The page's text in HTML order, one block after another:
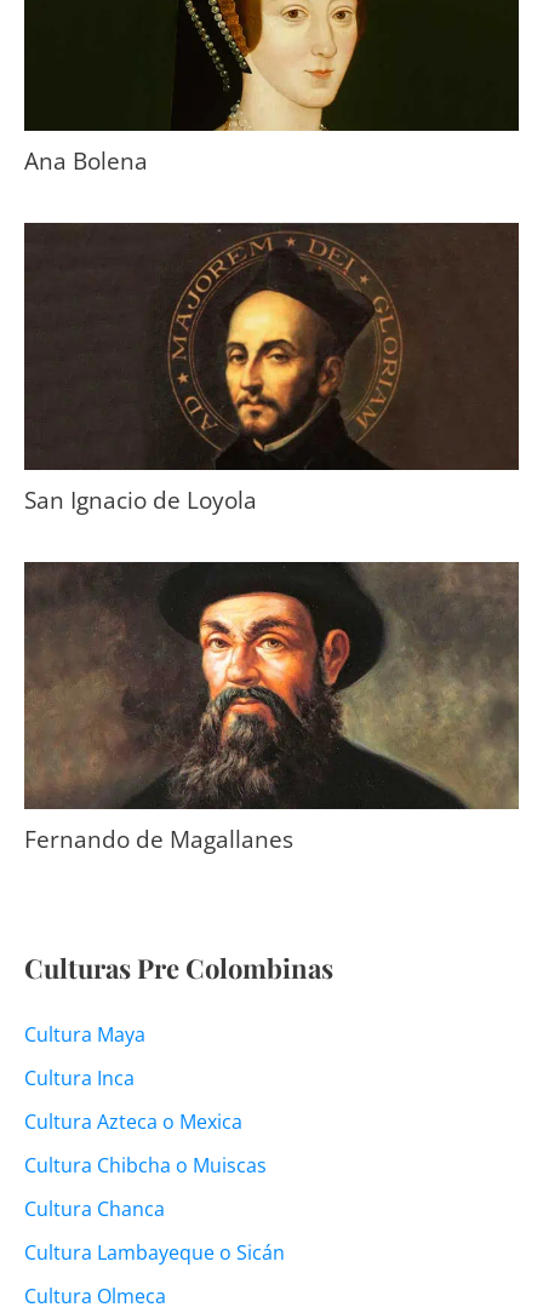
Ana Bolena
San Ignacio de Loyola
Fernando de Magallanes
Culturas Pre Colombinas
Cultura Maya
Cultura Inca
Cultura Azteca o Mexica
Cultura Chibcha o Muiscas
Cultura Chanca
Cultura Lambayeque o Sicán
Cultura Olmeca